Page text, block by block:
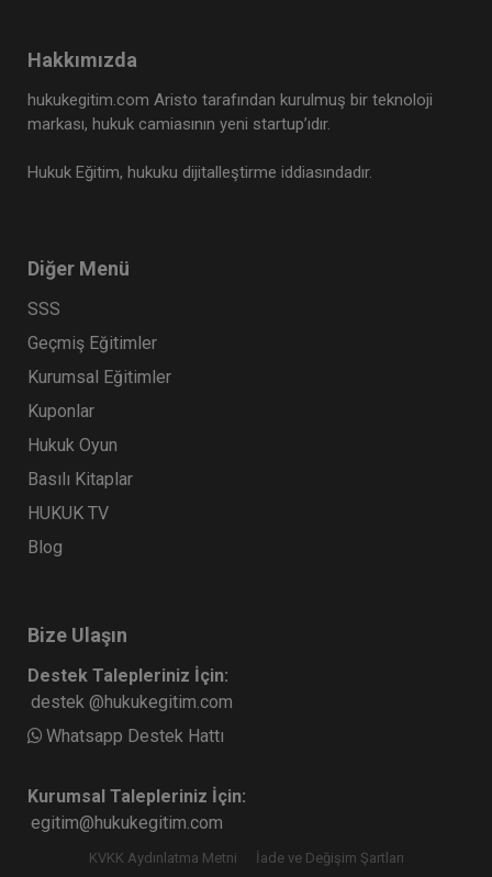
Hakkımızda
hukukegitim.com Aristo tarafından kurulmuş bir teknoloji
markası, hukuk camiasının yeni startup’ıdır.
Hukuk Eğitim, hukuku dijitalleştirme iddiasındadır.
Diğer Menü
SSS
Geçmiş Eğitimler
Kurumsal Eğitimler
Kuponlar
Hukuk Oyun
Basılı Kitaplar
HUKUK TV
Blog
Bize Ulaşın
Destek Talepleriniz İçin:
destek @hukukegitim.com
Whatsapp Destek Hattı
Kurumsal Talepleriniz İçin:
egitim@hukukegitim.com
KVKK Aydınlatma Metni İade ve Değişim Şartları